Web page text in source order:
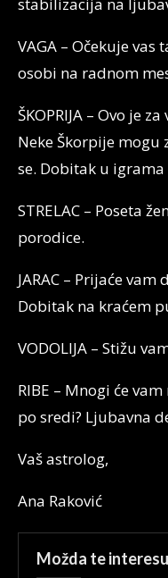
VAGA – Očekuje vas
osobi na radnom
ŠKOPRIJA – Ovo je
Neke Škorpije mogu
se. Dobitak u igrama
STRELAC – Poseta
porodice.
JARAC – Prijaće
Dobitak na kraćem
VODOLIJA – Stižu
RIBE – Mnogi će
po sredi? Ljubavna
Vaš astrolog,
Ana Raković
Možda te